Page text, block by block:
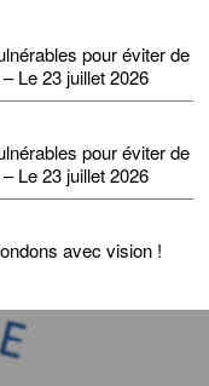
pour éviter de
Le 23 juillet 2026
pour éviter de
Le 23 juillet 2026
avec vision !